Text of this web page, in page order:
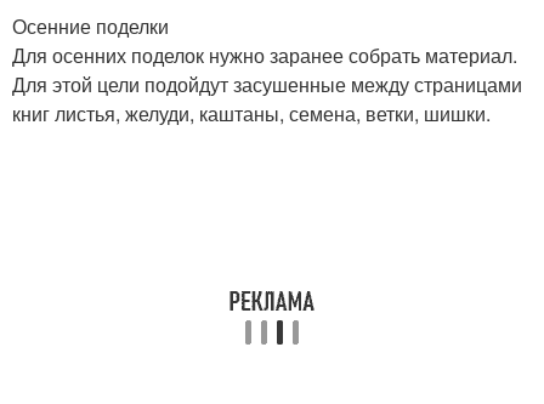
Осенние поделки
Для осенних поделок нужно заранее собрать материал.
Для этой цели подойдут засушенные между страницами
книг листья, желуди, каштаны, семена, ветки, шишки.